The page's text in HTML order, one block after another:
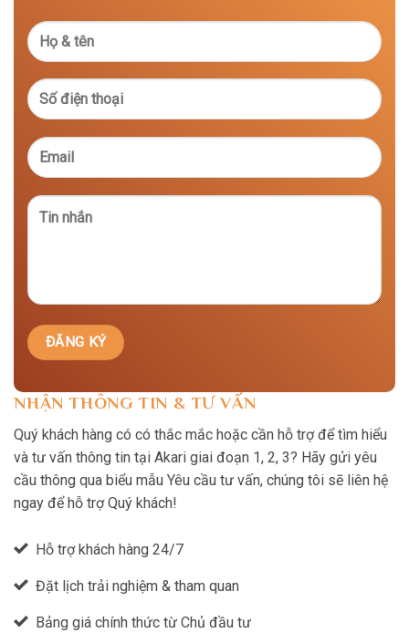
NHẬN THÔNG TIN & TƯ VẤN
Quý khách hàng có có thắc mắc hoặc cần hỗ trợ để tìm hiểu
và tư vấn thông tin tại Akari giai đoạn 1, 2, 3? Hãy gửi yêu
cầu thông qua biểu mẫu Yêu cầu tư vấn, chúng tôi sẽ liên hệ
ngay để hỗ trợ Quý khách!
Hỗ trợ khách hàng 24/7
Đặt lịch trải nghiệm & tham quan
Bảng giá chính thức từ Chủ đầu tư